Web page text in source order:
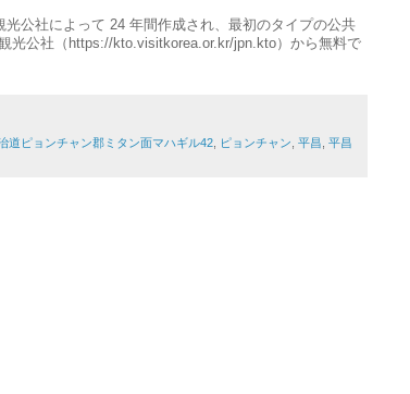
光公社によって 24 年間作成され、最初のタイプの公共
光公社（https://kto.visitkorea.or.kr/jpn.kto）から無料で
道ピョンチャン郡ミタン面マハギル42 ピョンチャン 平昌 平昌